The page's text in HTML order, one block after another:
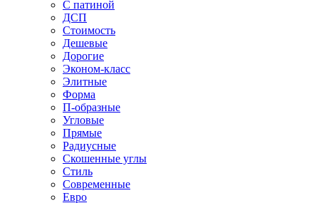
С патиной
ДСП
Стоимость
Дешевые
Дорогие
Эконом-класс
Элитные
Форма
П-образные
Угловые
Прямые
Радиусные
Скошенные углы
Стиль
Современные
Евро